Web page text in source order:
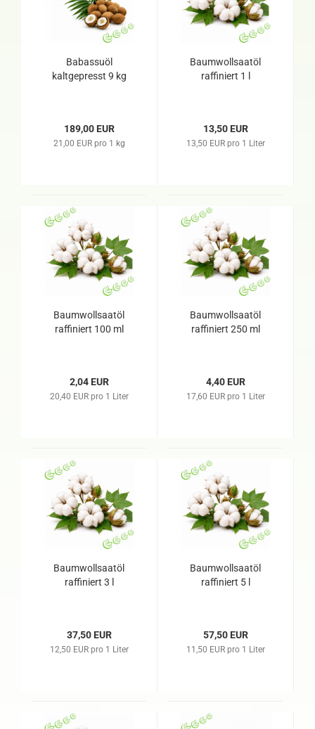
Babassuöl
kaltgepresst 9 kg
189,00 EUR
21,00 EUR pro 1 kg
Baumwollsaatöl
raffiniert 1 l
13,50 EUR
13,50 EUR pro 1 Liter
Baumwollsaatöl
raffiniert 100 ml
2,04 EUR
20,40 EUR pro 1 Liter
Baumwollsaatöl
raffiniert 250 ml
4,40 EUR
17,60 EUR pro 1 Liter
Baumwollsaatöl
raffiniert 3 l
37,50 EUR
12,50 EUR pro 1 Liter
Baumwollsaatöl
raffiniert 5 l
57,50 EUR
11,50 EUR pro 1 Liter